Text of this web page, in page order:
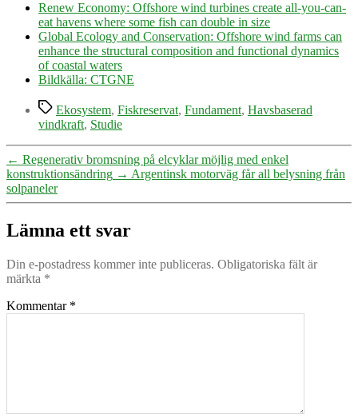
Renew Economy: Offshore wind turbines create all-you-can-
eat havens where some fish can double in size
Global Ecology and Conservation: Offshore wind farms can
enhance the structural composition and functional dynamics
of coastal waters
Bildkälla: CTGNE
Etiketter
Ekosystem, Fiskreservat, Fundament, Havsbaserad
vindkraft, Studie
← Regenerativ bromsning på elcyklar möjlig med enkel
konstruktionsändring → Argentinsk motorväg får all belysning från
solpaneler
Lämna ett svar
Din e-postadress kommer inte publiceras. Obligatoriska fält är
märkta *
Kommentar *